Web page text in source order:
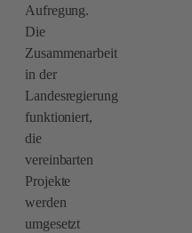
Aufregung.
Die
Zusammenarbeit
in der
Landesregierung
funktioniert,
die
vereinbarten
Projekte
werden
umgesetzt